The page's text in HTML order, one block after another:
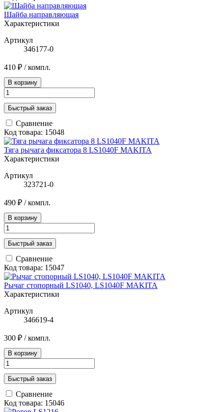
Шайба направляющая
Характеристики
Артикул
346177-0
410 ₽ / компл.
В корзину
Быстрый заказ
Сравнение
Код товара: 15048
Тяга рычага фиксатора 8 LS1040F MAKITA
Характеристики
Артикул
323721-0
490 ₽ / компл.
В корзину
Быстрый заказ
Сравнение
Код товара: 15047
Рычаг стопорный LS1040, LS1040F MAKITA
Характеристики
Артикул
346619-4
300 ₽ / компл.
В корзину
Быстрый заказ
Сравнение
Код товара: 15046